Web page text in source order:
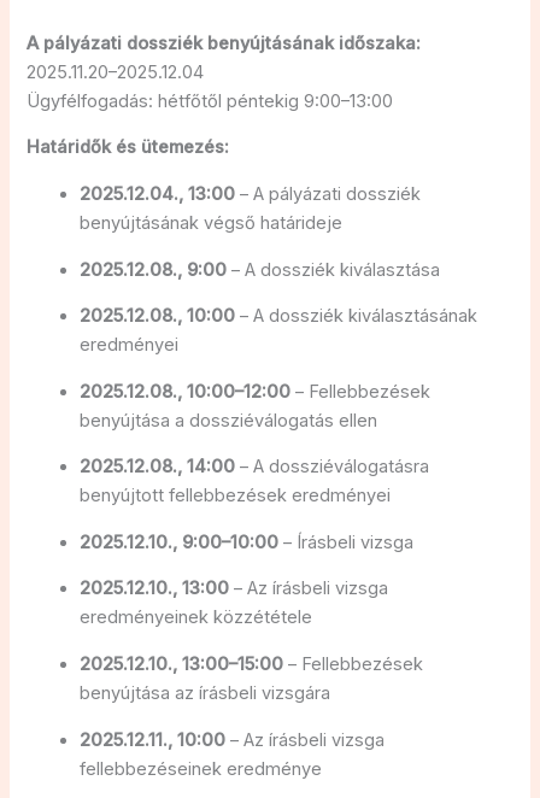
A pályázati dossziék benyújtásának időszaka:
2025.11.20–2025.12.04
Ügyfélfogadás: hétfőtől péntekig 9:00–13:00
Határidők és ütemezés:
2025.12.04., 13:00 – A pályázati dossziék
benyújtásának végső határideje
2025.12.08., 9:00 – A dossziék kiválasztása
2025.12.08., 10:00 – A dossziék kiválasztásának
eredményei
2025.12.08., 10:00–12:00 – Fellebbezések
benyújtása a dossziéválogatás ellen
2025.12.08., 14:00 – A dossziéválogatásra
benyújtott fellebbezések eredményei
2025.12.10., 9:00–10:00 – Írásbeli vizsga
2025.12.10., 13:00 – Az írásbeli vizsga
eredményeinek közzététele
2025.12.10., 13:00–15:00 – Fellebbezések
benyújtása az írásbeli vizsgára
2025.12.11., 10:00 – Az írásbeli vizsga
fellebbezéseinek eredménye